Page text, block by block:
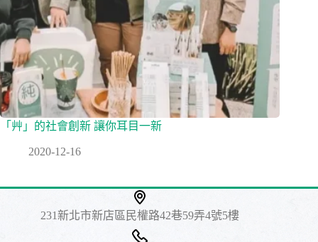
「艸」的社會創新 讓你耳目一新
2020-12-16
231新北市新店區民權路42巷59弄4號5樓